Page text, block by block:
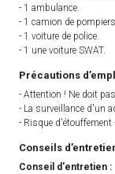
- 1 ambulance.
- 1 camion de pompiers.
- 1 voiture de police.
- 1 une voiture SWAT.
Précautions
- Attention ! Ne doit
- La surveillance d'un
- Risque d'étouffement
Conseils
Conseil d'entretien :